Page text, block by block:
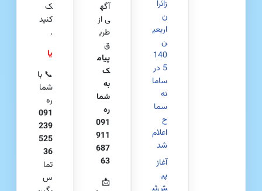
زائرا
ن
اربعی
ن
140
5 در
ساما
نه
سما
ح
اعلام
شد
آغاز
پی
آگه
ی از
طری
ق
پیام
ک
به
شما
ره
091
911
687
63
📩
ک
کنید
.
یا
📞 با
شما
ره
091
239
525
36
تما
س